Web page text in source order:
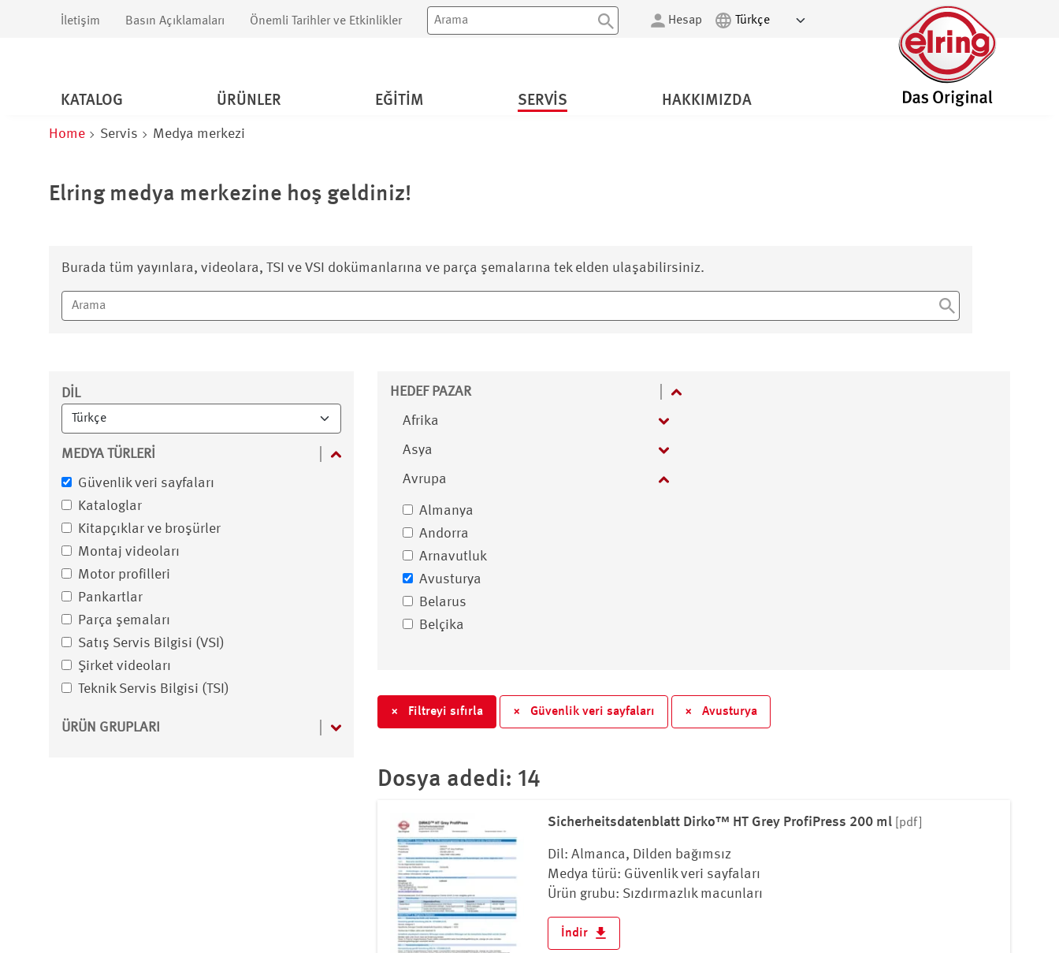
İletişim Basın Açıklamaları Önemli Tarihler ve Etkinlikler Hesap
KATALOG ÜRÜNLER EĞITIM SERVIS HAKKIMIZDA
Home Servis Medya merkezi
Elring medya merkezine hoş geldiniz!
Burada tüm yayınlara, videolara, TSI ve VSI dokümanlarına ve parça şemalarına tek elden ulaşabilirsiniz.
Filtre
DIL
MEDYA TÜRLERI
Güvenlik veri sayfaları
Kataloglar
Kitapçıklar ve broşürler
Montaj videoları
Motor profilleri
Pankartlar
Parça şemaları
Satış Servis Bilgisi (VSI)
Şirket videoları
Teknik Servis Bilgisi (TSI)
ÜRÜN GRUPLARI
HEDEF PAZAR
Afrika
Asya
Avrupa
Almanya
Andorra
Arnavutluk
Avusturya
Belarus
Belçika
Bulgaristan
Çek Cumhuriyeti
Finlandiya
Hırvatistan
Hollanda
İrlanda
İspanya
İsveç
İsviçre
× Filtreyi sıfırla × Güvenlik veri sayfaları × Avusturya
Dosya adedi: 14
Sicherheitsdatenblatt Dirko™ HT Grey ProfiPress 200 ml [pdf]
Dil: Almanca, Dilden bağımsız
Medya türü: Güvenlik veri sayfaları
Ürün grubu: Sızdırmazlık macunları
İndir